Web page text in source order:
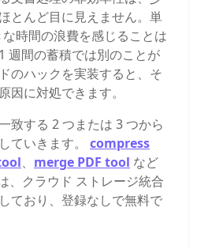
とんど目に見えません。単
時間の浪費を感じることは
週間の蓄積では別のことが
のハックを実装すると、そ
因に対処できます。
致する 2 つまたは 3 つから
ていきます。 compress
、 merge PDF tool など
、クラウド ストレージ統合
ており、登録なしで無料で